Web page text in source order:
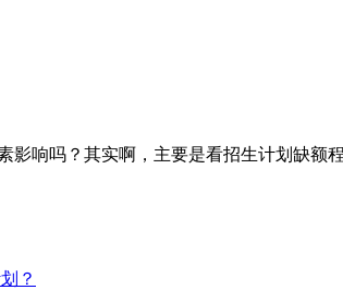
吗？其实啊，主要是看招生计划缺额
？